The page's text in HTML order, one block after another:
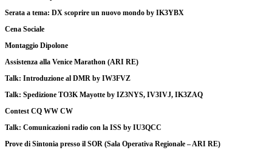
Serata a tema: DX scoprire un nuovo mondo by IK3YBX
Cena Sociale
Montaggio Dipolone
Assistenza alla Venice Marathon (ARI RE)
Talk: Introduzione al DMR by IW3FVZ
Talk: Spedizione TO3K Mayotte by IZ3NYS, IV3IVJ, IK3ZAQ
Contest CQ WW CW
Talk: Comunicazioni radio con la ISS by IU3QCC
Prove di Sintonia presso il SOR (Sala Operativa Regionale – ARI RE)